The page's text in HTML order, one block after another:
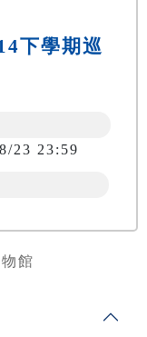
下學期巡
23 23:59
館